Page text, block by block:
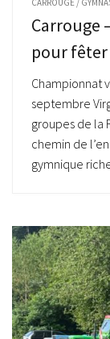
CARROUGE /
Carrouge
pour fêter
Championnat
septembre
groupes de la
chemin de
gymnique